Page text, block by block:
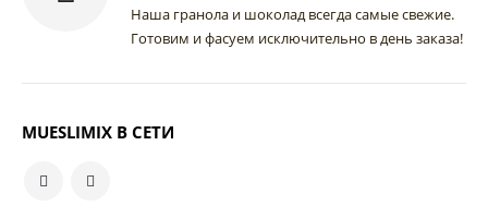
Наша гранола и шоколад всегда самые свежие.
Готовим и фасуем исключительно в день заказа!
MUESLIMIX В СЕТИ